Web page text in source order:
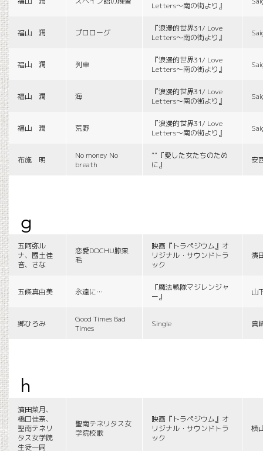
Letters〜南の街より』
福山 潤 プロローグ
『浪漫的世界31/ Love
Letters〜南の街より』
福山 潤 列車
『浪漫的世界31/ Love
Letters〜南の街より』
福山 潤 海
『浪漫的世界31/ Love
Letters〜南の街より』
福山 潤 荒野
『浪漫的世界31/ Love
Letters〜南の街より』
布施 明
No money No
breath
““『愛した女たちのため
に』
安
g
五阿弥ル
ナ、國土佳
音、さな
恋愛DOCHU膝栗
毛
映画『トラペジウム』オ
リジナル・サウンドトラ
ック
濱
五條真由美 永遠に…
『魔法戦隊マジレンジャ
ー』
山
郷ひろみ
Good Times Bad
Times
Single 真
h
濱田菜月、
橋口佳奈、
聖南テネリ
タス女学院
生徒一同
聖南テネリタス女
学院校歌
映画『トラペジウム』オ
リジナル・サウンドトラ
ック
横